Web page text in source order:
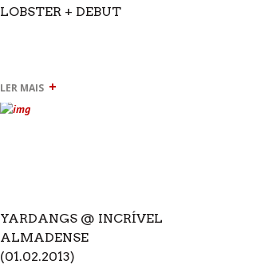
LOBSTER + DEBUT
LER MAIS +
YARDANGS @ INCRÍVEL
ALMADENSE
(01.02.2013)